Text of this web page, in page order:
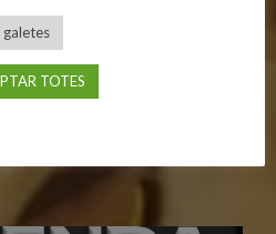
Intranet
Contacte
TOTES